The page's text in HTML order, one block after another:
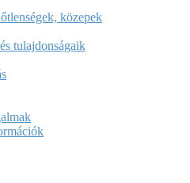
közepek
tulajdonságaik